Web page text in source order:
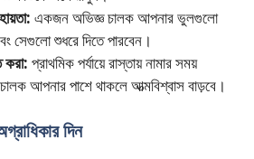
একজন অভিজ্ঞ চালক আপনার ভুলগুলো
সেগুলো শুধরে দিতে পারবেন।
করা: প্রাথমিক পর্যায়ে রাস্তায় নামার সময়
আপনার পাশে থাকলে আত্মবিশ্বাস বাড়বে।
দিন